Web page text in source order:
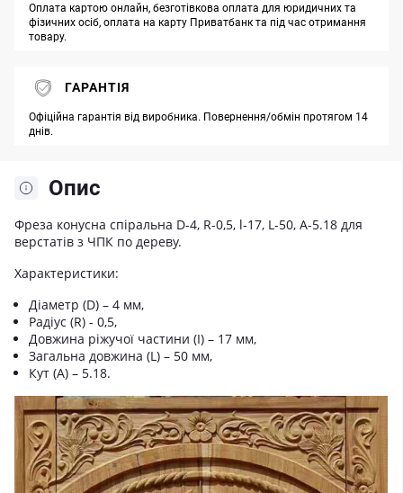
Опис
Фреза конусна спіральна D-4, R-0,5, l-17, L-50, A-5.18 для
верстатів з ЧПК по дереву.
Характеристики:
Діаметр (D) – 4 мм,
Радіус (R) - 0,5,
Довжина ріжучої частини (I) – 17 мм,
Загальна довжина (L) – 50 мм,
Кут (A) – 5.18.
Оплата картою онлайн, безготівкова оплата для юридичних та
фізичних осіб, оплата на карту Приватбанк та під час отримання
товару.
ГАРАНТІЯ
Офіційна гарантія від виробника. Повернення/обмін протягом 14
днів.